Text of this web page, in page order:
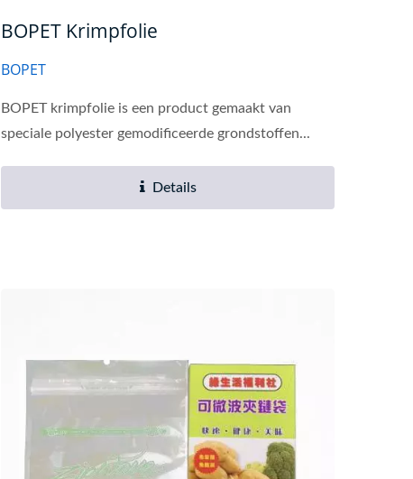
BOPET Krimpfolie
BOPET
BOPET krimpfolie is een product gemaakt van
speciale polyester gemodificeerde grondstoffen...
Details